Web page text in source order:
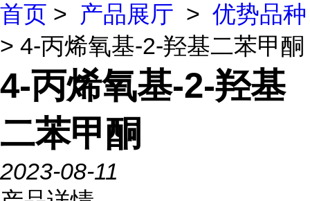
首页 > 产品展厅 > 优势品种
> 4-丙烯氧基-2-羟基二苯甲酮
4-丙烯氧基-2-羟基
二苯甲酮
2023-08-11